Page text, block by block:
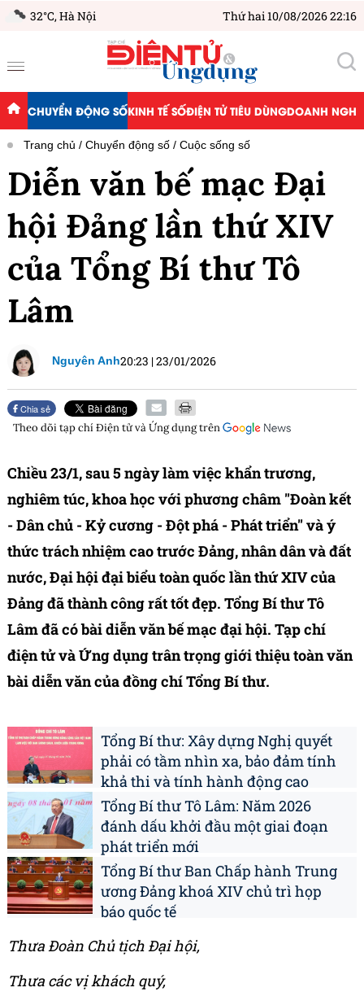
32°C,Hà Nội Thứ hai 10/08/2026 22:16
CHUYỂN ĐỘNG SỐKINH TẾ SỐĐIỆN TỬ TIÊU DÙNGDOANH
Trang chủ Chuyển động số Cuộc sống số
Diễn văn bế mạc Đại
hội Đảng lần thứ XIV
của Tổng Bí thư Tô
Lâm
Nguyên Anh20:23 |23/01/2026
Chia sẻ
Theo dõi tạp chíĐiện tử và Ứng dụngtrên
Chiều 23/1, sau 5 ngày làm việc khẩn trương,
nghiêm túc, khoa học với phương châm "Đoàn kết
- Dân chủ - Kỷ cương - Đột phá - Phát triển" và ý
thức trách nhiệm cao trước Đảng, nhân dân và đất
nước, Đại hội đại biểu toàn quốc lần thứ XIV của
Đảng đã thành công rất tốt đẹp. Tổng Bí thư Tô
Lâm đã có bài diễn văn bế mạc đại hội. Tạp chí
điện tử và Ứng dụng trân trọng giới thiệu toàn văn
bài diễn văn của đồng chí Tổng Bí thư.
Tổng Bí thư: Xây dựng Nghị quyết
phải có tầm nhìn xa, bảo đảm tính
khả thi và tính hành động cao
Tổng Bí thư Tô Lâm: Năm 2026
đánh dấu khởi đầu một giai đoạn
phát triển mới
Tổng Bí thư Ban Chấp hành Trung
ương Đảng khoá XIV chủ trì họp
báo quốc tế
Thưa Đoàn Chủ tịch Đại hội,
Thưa các vị khách quý,